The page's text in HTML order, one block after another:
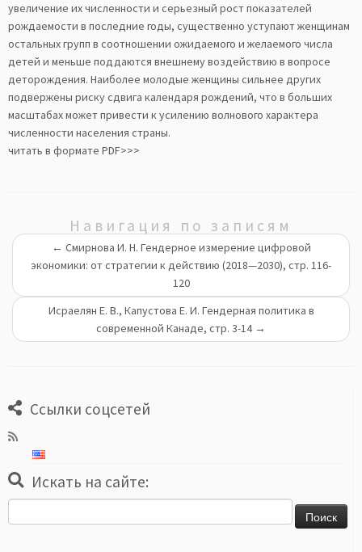
увеличение их численности и серьезный рост показателей
рождаемости в последние годы, существенно уступают женщинам
остальных групп в соотношении ожидаемого и желаемого числа
детей и меньше поддаются внешнему воздействию в вопросе
деторождения. Наиболее молодые женщины сильнее других
подвержены риску сдвига календаря рождений, что в больших
масштабах может привести к усилению волнового характера
численности населения страны.
читать в формате PDF>>>
Навигация по записям
← Смирнова И. Н. Гендерное измерение цифровой
экономики: от стратегии к действию (2018—2030), стр. 116-
120
Исраелян Е. В., Капустова Е. И. Гендерная политика в
современной Канаде, стр. 3-14 →
Ссылки соцсетей
Искать на сайте: